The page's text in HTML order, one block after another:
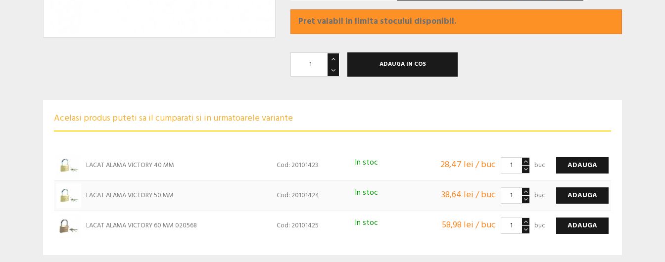
Pret valabil in limita stocului disponibil.
ADAUGA IN COS
Acelasi produs puteti sa il cumparati si in urmatoarele variante
LACAT ALAMA VICTORY 40 MM Cod: 20101423 In stoc 28,47 lei / buc buc ADAUGA
LACAT ALAMA VICTORY 50 MM Cod: 20101424 In stoc 38,64 lei / buc buc ADAUGA
LACAT ALAMA VICTORY 60 MM 020568 Cod: 20101425 In stoc 58,98 lei / buc buc ADAUGA